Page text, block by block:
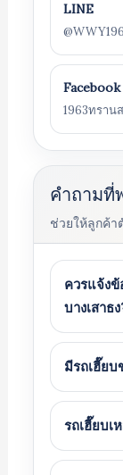
LINE
Facebook
1963ทราน
คำถามที่
ช่วยให้ลูกค้า
ควรแจ้งข้
บางเสาธง
มีรถเฮี๊ย
รถเฮี๊ยบเ